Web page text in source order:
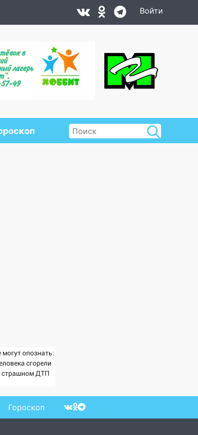
Войти
опознать:
сгорели
страшном ДТП
Гороскоп